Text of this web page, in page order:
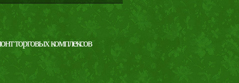
торговых комплексов